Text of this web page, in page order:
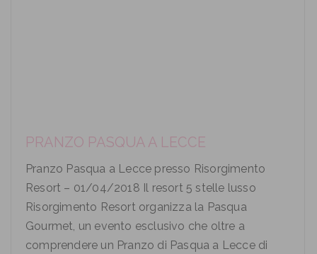
PRANZO PASQUA A LECCE
Pranzo Pasqua a Lecce presso Risorgimento
Resort – 01/04/2018 Il resort 5 stelle lusso
Risorgimento Resort organizza la Pasqua
Gourmet, un evento esclusivo che oltre a
comprendere un Pranzo di Pasqua a Lecce di